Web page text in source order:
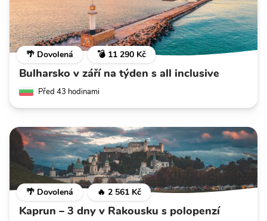
🌴 Dovolená 💣 11 290 Kč
Bulharsko v září na týden s all inclusive
Před 43 hodinami
🌴 Dovolená 🔥 2 561 Kč
Kaprun – 3 dny v Rakousku s polopenzí